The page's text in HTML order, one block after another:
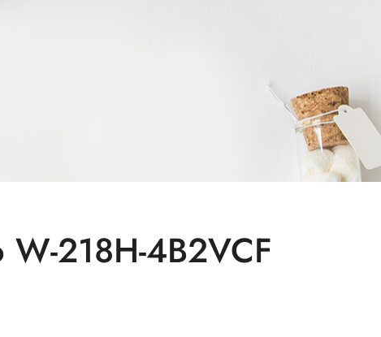
W-218H-4B2VCF